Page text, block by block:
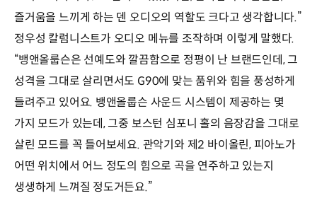
즐거움을 느끼게 하는 덴 오디오의 역할도 크다고 생각합니다.”
정우성 칼럼니스트가 오디오 메뉴를 조작하며 이렇게 말했다.
“뱅앤올룹슨은 선예도와 깔끔함으로 정평이 난 브랜드인데, 그
성격을 그대로 살리면서도 G90에 맞는 품위와 힘을 풍성하게
들려주고 있어요. 뱅앤올룹슨 사운드 시스템이 제공하는 몇
가지 모드가 있는데, 그중 보스턴 심포니 홀의 음장감을 그대로
살린 모드를 꼭 들어보세요. 관악기와 제2 바이올린, 피아노가
어떤 위치에서 어느 정도의 힘으로 곡을 연주하고 있는지
생생하게 느껴질 정도거든요.”